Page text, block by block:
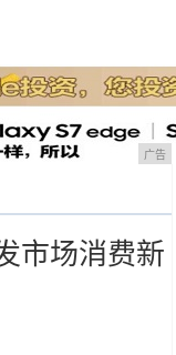
广告
市场消费新